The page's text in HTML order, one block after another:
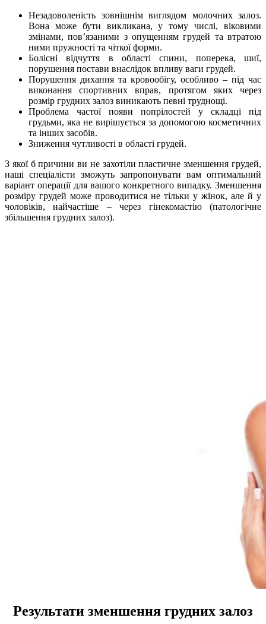
Незадоволеність зовнішнім виглядом молочних залоз.
Вона може бути викликана, у тому числі, віковими
змінами, пов’язаними з опущенням грудей та втратою
ними пружності та чіткої форми.
Болісні відчуття в області спини, поперека, шиї,
порушення постави внаслідок впливу ваги грудей.
Порушення дихання та кровообігу, особливо – під час
виконання спортивних вправ, протягом яких через
розмір грудних залоз виникають певні труднощі.
Проблема частої появи попрілостей у складці під
грудьми, яка не вирішується за допомогою косметичних
та інших засобів.
Зниження чутливості в області грудей.
З якої б причини ви не захотіли пластичне зменшення грудей,
наші спеціалісти зможуть запропонувати вам оптимальний
варіант операції для вашого конкретного випадку. Зменшення
розміру грудей може проводитися не тільки у жінок, але й у
чоловіків, найчастіше – через гінекомастію (патологічне
збільшення грудних залоз).
Результати зменшення грудних залоз